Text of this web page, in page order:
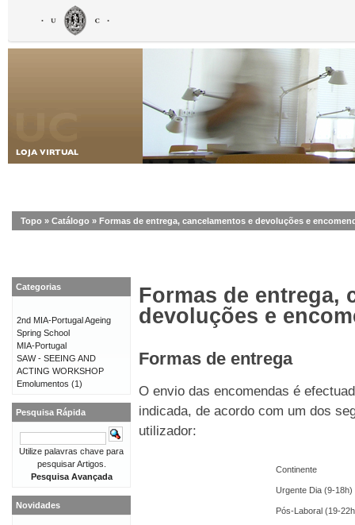
Topo » Catálogo » Formas de entrega, cancelamentos e devoluções e
Formas de entrega,
devoluções e
Formas de entrega
O envio das encomendas é
indicada, de acordo com um dos
utilizador:
Continente
Urgente Dia (9-18h)
Pós-Laboral (19-
Categorias
2nd MIA-Portugal Ageing
Spring School
MIA-Portugal
SAW - SEEING AND
ACTING WORKSHOP
Emolumentos (1)
Pesquisa Rápida
Utilize palavras chave para
pesquisar Artigos.
Pesquisa Avançada
Novidades